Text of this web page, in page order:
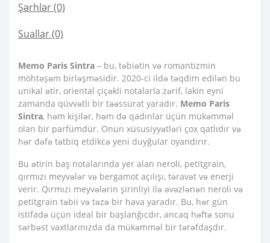
Şərhlər (0)
Suallar(0)
Memo Paris Sintra – bu, təbiətin və romantizmin
möhtəşəm birləşməsidir. 2020-ci ildə təqdim edilən bu
unikal ətir, oriental çiçəkli notalarla zərif, lakin eyni
zamanda qüvvətli bir təəssürat yaradır. Memo Paris
Sintra, həm kişilər, həm də qadınlar üçün mükəmməl
olan bir parfümdür. Onun xüsusiyyətləri çox qatlıdır və
hər dəfə tətbiq etdikcə yeni duyğular oyandırır.
Bu ətirin baş notalarında yer alan neroli, petitgrain,
qırmızı meyvələr və bergamot açılışı, təravət və enerji
verir. Qırmızı meyvələrin şirinliyi ilə əvəzlənən neroli və
petitgrain təbii və təzə bir hava yaradır. Bu, hər gün
istifadə üçün ideal bir başlanğıcdır, ancaq həftə sonu
sərbəst vaxtlarınızda da mükəmməl bir tərəfdaşdır.